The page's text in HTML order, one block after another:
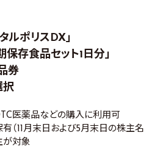
ルポリスDX」
保存食品セット1日分」
券
択
医薬品などの購入に利用可
（11月末日および5月末日の株主名
が対象